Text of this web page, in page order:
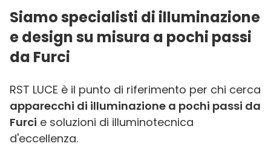
Siamo specialisti di illuminazione
e design su misura a pochi passi
da Furci
RST LUCE è il punto di riferimento per chi cerca
apparecchi di illuminazione a pochi passi da
Furci e soluzioni di illuminotecnica
d'eccellenza.